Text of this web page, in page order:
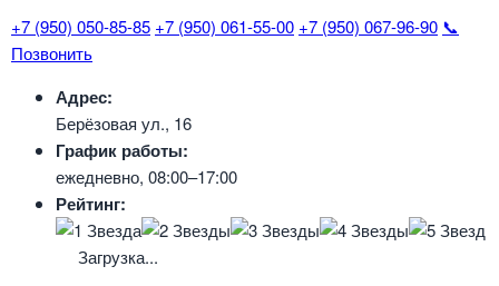
+7 (950) 050-85-85 +7 (950) 061-55-00 +7 (950) 067-96-90 📞
Позвонить
Адрес:
Берёзовая ул., 16
График работы:
ежедневно, 08:00–17:00
Рейтинг:
Загрузка...